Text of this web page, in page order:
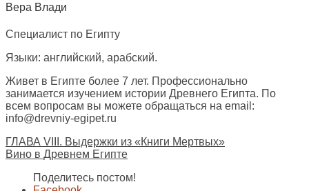
Вера Влади
Специалист по Египту
Языки: английский, арабский.
Живет в Египте более 7 лет. Профессионально
занимается изучением истории Древнего Египта. По
всем вопросам вы можете обращаться на email:
info@drevniy-egipet.ru
ГЛАВА VIII. Выдержки из «Книги Мертвых»
Вино в Древнем Египте
Поделитесь постом!